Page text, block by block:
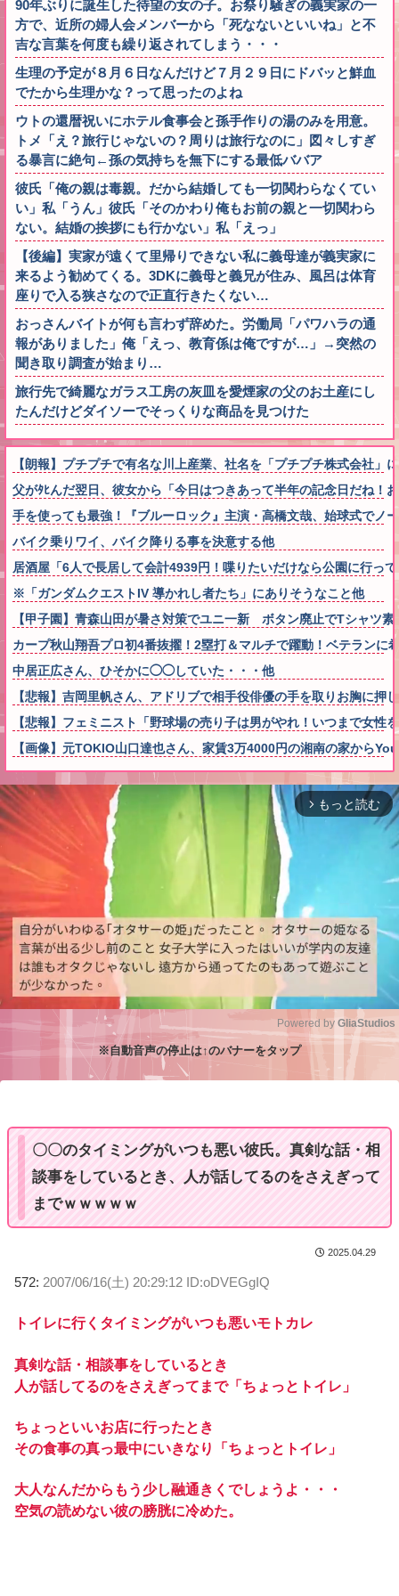
90年ぶりに誕生した待望の女の子。お祭り騒ぎの義実家の一
方で、近所の婦人会メンバーから「死なないといいね」と不
吉な言葉を何度も繰り返されてしまう・・・
生理の予定が８月６日なんだけど７月２９日にドバッと鮮血
でたから生理かな？って思ったのよね
ウトの還暦祝いにホテル食事会と孫手作りの湯のみを用意。
トメ「え？旅行じゃないの？周りは旅行なのに」図々しすぎ
る暴言に絶句←孫の気持ちを無下にする最低ババア
彼氏「俺の親は毒親。だから結婚しても一切関わらなくてい
い」私「うん」彼氏「そのかわり俺もお前の親と一切関わら
ない。結婚の挨拶にも行かない」私「えっ」
【後編】実家が遠くて里帰りできない私に義母達が義実家に
来るよう勧めてくる。3DKに義母と義兄が住み、風呂は体育
座りで入る狭さなので正直行きたくない…
おっさんバイトが何も言わず辞めた。労働局「パワハラの通
報がありました」俺「えっ、教育係は俺ですが…」→突然の
聞き取り調査が始まり…
旅行先で綺麗なガラス工房の灰皿を愛煙家の父のお土産にし
たんだけどダイソーでそっくりな商品を見つけた
【朗報】プチプチで有名な川上産業、社名を「プチプチ株式会社」
父がﾀﾋんだ翌日、彼女から「今日はつきあって半年の記念日だね
手を使っても最強！『ブルーロック』主演・高橋文哉、始球式でノ
バイク乗りワイ、バイク降りる事を決意する他
居酒屋「6人で長居して会計4939円！喋りたいだけなら公園に行っ
※「ガンダムクエストIV 導かれし者たち」にありそうなこと他
【甲子園】青森山田が暑さ対策でユニ一新 ボタン廃止でTシャツ
カープ秋山翔吾プロ初4番抜擢！2塁打＆マルチで躍動！ベテランに
中居正広さん、ひそかに◯◯していた・・・他
【悲報】吉岡里帆さん、アドリブで相手役俳優の手を取りお胸に押
【悲報】フェミニスト「野球場の売り子は男がやれ！いつまで女性
【画像】元TOKIO山口達也さん、家賃3万4000円の湘南の家から
arrow_forward_ios もっと読む
Powered by GliaStudios
※自動音声の停止は↑のバナーをタップ
〇〇のタイミングがいつも悪い彼氏。真剣な話・相
談事をしているとき、人が話してるのをさえぎって
までｗｗｗｗｗ
2025.04.29
572: 2007/06/16(土) 20:29:12 ID:oDVEGgIQ
トイレに行くタイミングがいつも悪いモトカレ
真剣な話・相談事をしているとき
人が話してるのをさえぎってまで「ちょっとトイレ」
ちょっといいお店に行ったとき
その食事の真っ最中にいきなり「ちょっとトイレ」
大人なんだからもう少し融通きくでしょうよ・・・
空気の読めない彼の膀胱に冷めた。